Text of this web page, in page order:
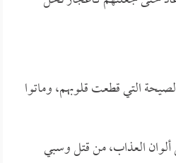
التي قطعت قلوبهم، وماتوا
العذاب، من قتل وسبي